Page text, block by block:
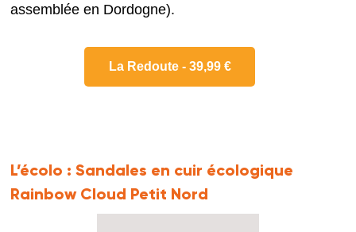
assemblée en Dordogne).
La Redoute - 39,99 €
L’écolo :Sandales en cuir écologique
Rainbow Cloud Petit Nord